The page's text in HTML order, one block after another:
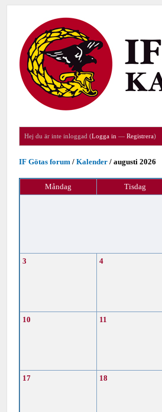
Hej du är inte inloggad (Logga in —Registrera)
IF Götas forum /Kalender /augusti 2026
Måndag Tisdag
3 4
10 11
17 18